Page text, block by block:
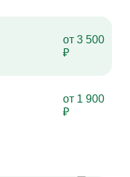
от 3 500
₽
от 1 900
₽